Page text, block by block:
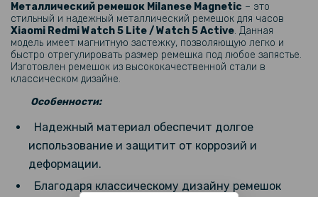
Металлический ремешок Milanese Magnetic – это
стильный и надежный металлический ремешок для часов
Xiaomi Redmi Watch 5 Lite / Watch 5 Active​. Данная
модель имеет магнитную застежку, позволяющую легко и
быстро отрегулировать размер ремешка под любое запястье.
Изготовлен ремешок из высококачественной стали в
классическом дизайне.
Особенности:
Надежный материал обеспечит долгое
использование и защитит от коррозий и
деформации.
Благодаря классическому дизайну ремешок